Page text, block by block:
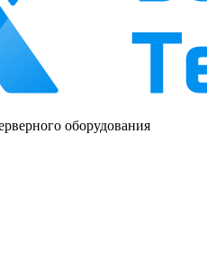
оборудования